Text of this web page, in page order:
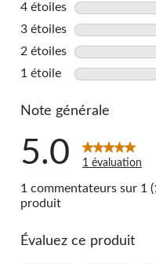
4 étoiles étoiles
3 étoiles étoiles
2 étoiles étoiles
1 étoile étoiles
Note générale
5.0 1 évaluation
1 commentateurs sur 1
produit
Évaluez ce produit